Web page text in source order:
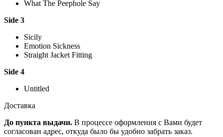
What The Peephole Say
Side 3
Sicily
Emotion Sickness
Straight Jacket Fitting
Side 4
Untitled
Доставка
До пункта выдачи. В процессе оформления с Вами будет
согласован адрес, откуда было бы удобно забрать заказ.